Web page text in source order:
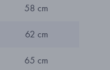
58 cm
62 cm
65 cm